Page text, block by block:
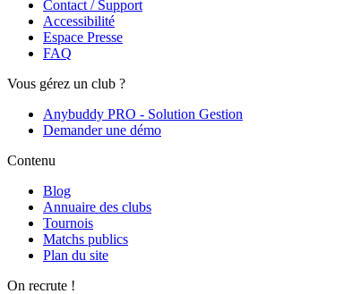
Contact / Support
Accessibilité
Espace Presse
FAQ
Vous gérez un club ?
Anybuddy PRO - Solution Gestion
Demander une démo
Contenu
Blog
Annuaire des clubs
Tournois
Matchs publics
Plan du site
On recrute !